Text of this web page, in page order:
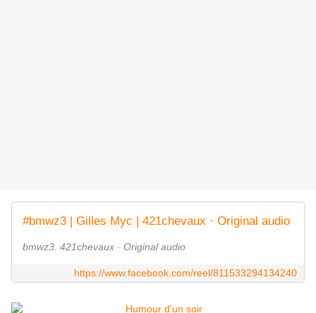
#bmwz3 | Gilles Myc | 421chevaux · Original audio
bmwz3. 421chevaux · Original audio
https://www.facebook.com/reel/811533294134240